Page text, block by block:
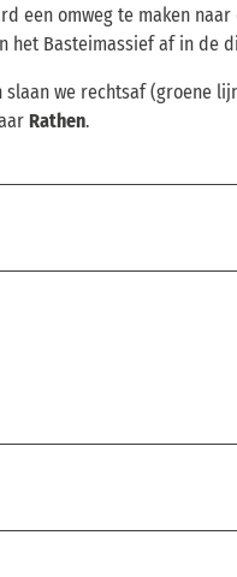
een omweg te maken naar
Basteimassief af in de
slaan we rechtsaf (groene
Rathen.